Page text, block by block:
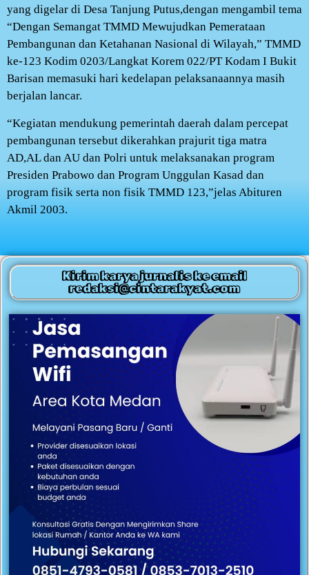
yang digelar di Desa Tanjung Putus,dengan mengambil tema
“Dengan Semangat TMMD Mewujudkan Pemerataan
Pembangunan dan Ketahanan Nasional di Wilayah,” TMMD
ke-123 Kodim 0203/Langkat Korem 022/PT Kodam I Bukit
Barisan memasuki hari kedelapan pelaksanaannya masih
berjalan lancar.
“Kegiatan mendukung pemerintah daerah dalam percepat
pembangunan tersebut dikerahkan prajurit tiga matra
AD,AL dan AU dan Polri untuk melaksanakan program
Presiden Prabowo dan Program Unggulan Kasad dan
program fisik serta non fisik TMMD 123,”jelas Abituren
Akmil 2003.
Kirim karya jurnalis ke email
redaksi@cintarakyat.com